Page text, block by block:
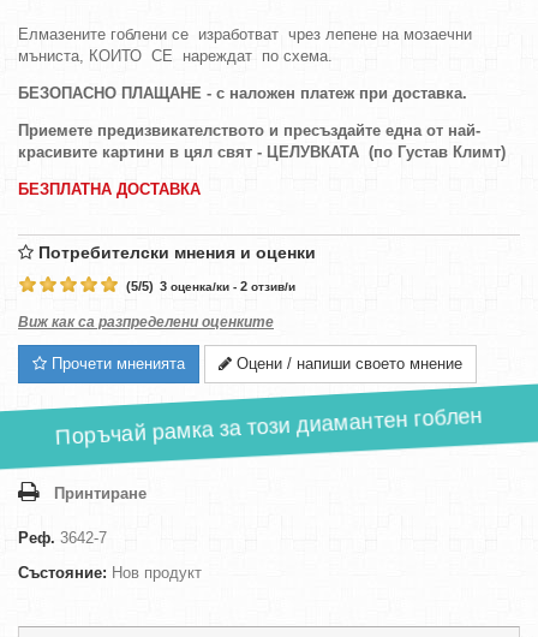
Елмазените гоблени се изработват чрез лепене на мозаечни
мъниста, КОИТО СЕ нареждат по схема.
БЕЗОПАСНО ПЛАЩАНЕ - с наложен платеж при доставка.
Приемете предизвикателството и пресъздайте една от най-
красивите картини в цял свят - ЦЕЛУВКАТА (по Густав Климт)
БЕЗПЛАТНА ДОСТАВКА
Потребителски мнения и оценки
(5/5) 3 оценка/ки - 2 отзив/и
Виж как са разпределени оценките
Прочети мненията Оцени / напиши своето мнение
Поръчай рамка за този диамантен гоблен
Принтиране
Реф. 3642-7
Състояние: Нов продукт